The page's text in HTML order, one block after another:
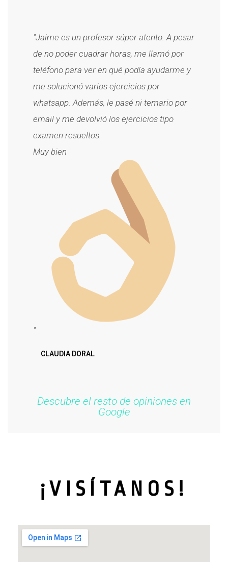
"Jaime es un profesor súper atento. A pesar
de no poder cuadrar horas, me llamó por
teléfono para ver en qué podía ayudarme y
me solucionó varios ejercicios por
whatsapp. Además, le pasé ni temario por
email y me devolvió los ejercicios tipo
examen resueltos.
Muy bien
"
CLAUDIA DORAL
Descubre el resto de opiniones en
Google
¡VISÍTANOS!